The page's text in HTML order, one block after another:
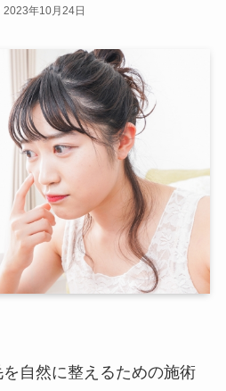
2023年10月24日
自然に整えるための施術